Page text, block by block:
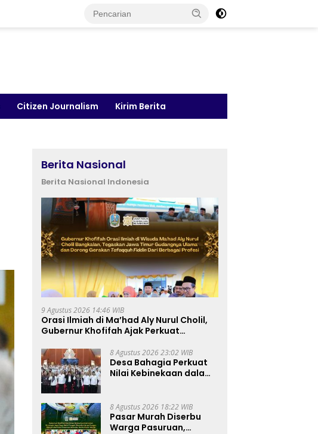
Citizen Journalism Kirim Berita
Berita Nasional
Berita Nasional Indonesia
9 Agustus 2026 14:46 WIB
Orasi Ilmiah di Ma’had Aly Nurul Cholil,
Gubernur Khofifah Ajak Perkuat
8 Agustus 2026 23:02 WIB
Desa Bahagia Perkuat
Nilai Kebinekaan dalam
8 Agustus 2026 18:22 WIB
Pasar Murah Diserbu
Warga Pasuruan,